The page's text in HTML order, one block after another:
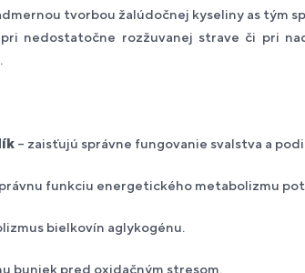
tvorbou žalúdočnej kyseliny as tým
nedostatočne rozžuvanej strave či pri
– zaisťujú správne fungovanie svalstva a
funkciu energetického metabolizmu
bielkovín aglykogénu.
buniek pred oxidačným stresom.